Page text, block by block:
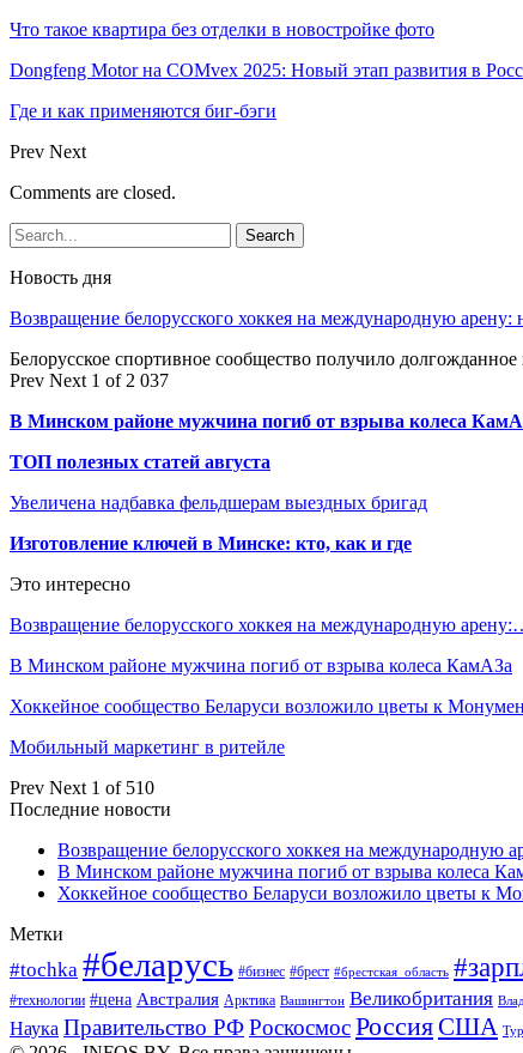
Что такое квартира без отделки в новостройке фото
Dongfeng Motor на COMvex 2025: Новый этап развития в
Где и как применяются биг-бэги
Prev Next
Comments are closed.
Новость дня
Возвращение белорусского хоккея на международную
Белорусское спортивное сообщество получило
Prev Next 1 of 2 037
В Минском районе мужчина погиб от взрыва колеса
ТОП полезных статей августа
Увеличена надбавка фельдшерам выездных бригад
Изготовление ключей в Минске: кто, как и где
Это интересно
Возвращение белорусского хоккея на международную
В Минском районе мужчина погиб от взрыва колеса КамАЗа
Хоккейное сообщество Беларуси возложило цветы к
Мобильный маркетинг в ритейле
Prev Next 1 of 510
Последние новости
Возвращение белорусского хоккея на международную
В Минском районе мужчина погиб от взрыва колеса
Хоккейное сообщество Беларуси возложило цветы к
Метки
#tochka #беларусь #бизнес #брест #брестская_область
#технологии #цена Австралия Арктика Вашингтон Великобритания
Наука Правительство РФРоскосмосРоссияСША